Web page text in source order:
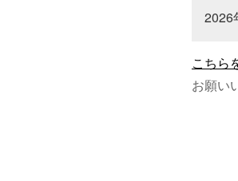
2026
こちら
お願い